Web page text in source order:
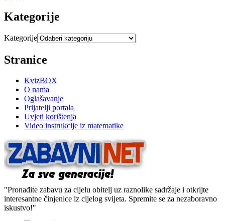
Kategorije
Kategorije
Stranice
KvizBOX
O nama
Oglašavanje
Prijatelji portala
Uvjeti korištenja
Video instrukcije iz matematike
"Pronađite zabavu za cijelu obitelj uz raznolike sadržaje i otkrijte
interesantne činjenice iz cijelog svijeta. Spremite se za nezaboravno
iskustvo!"